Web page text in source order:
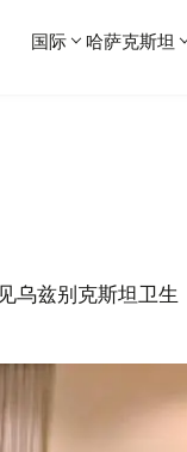
国际 哈萨克斯坦
乌兹别克斯坦卫生